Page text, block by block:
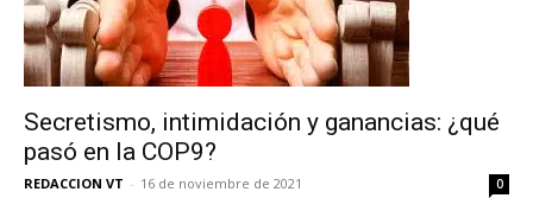
Secretismo, intimidación y ganancias: ¿qué
pasó en la COP9?
REDACCION VT - 16 de noviembre de 2021 0